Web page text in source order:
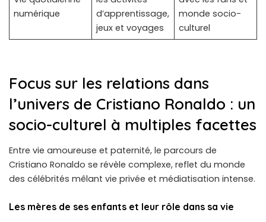
numérique
d’apprentissage,
jeux et voyages
monde socio-
culturel
Focus sur les relations dans
l’univers de Cristiano Ronaldo : un
socio-culturel à multiples facettes
Entre vie amoureuse et paternité, le parcours de
Cristiano Ronaldo se révèle complexe, reflet du monde
des célébrités mêlant vie privée et médiatisation intense.
Les mères de ses enfants et leur rôle dans sa vie